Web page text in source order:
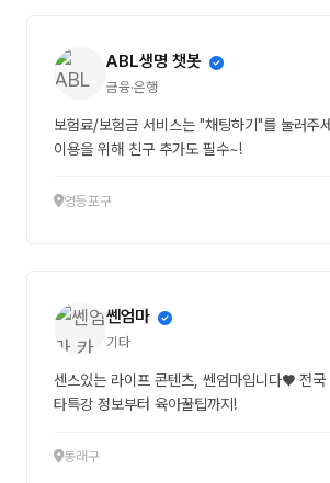
ABL생명 챗봇
금융·은행
보험료/보험금 서비스는 "채팅하기"를 눌러주
이용을 위해 친구 추가도 필수~!
영등포구
쎈엄마
기타
센스있는 라이프 콘텐츠, 쎈엄마입니다♥ 전
타특강 정보부터 육아꿀팁까지!
동래구